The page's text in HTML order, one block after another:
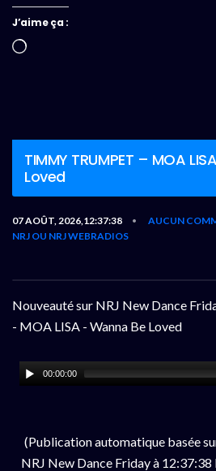
J’aime ça :
Chargement…
TIMMY TRUMPET – MOA
Loved
07 AOÛT, 2026,12:37:38 • AUCUN
NRJ OU NRJ WEBRADIOS
Nouveauté sur NRJ New Dance
- MOA LISA - Wanna Be Loved
00:00:00
(Publication automatique basée
NRJ New Dance Friday à